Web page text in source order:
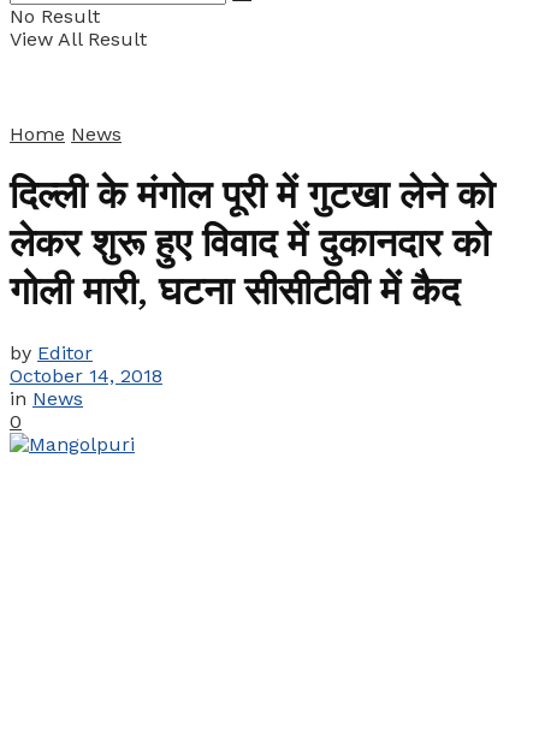
No Result
View All Result
Home News
दिल्ली के मंगोल पूरी में गुटखा लेने को
लेकर शुरू हुए विवाद में दुकानदार को
गोली मारी, घटना सीसीटीवी में कैद
by Editor
October 14, 2018
in News
0